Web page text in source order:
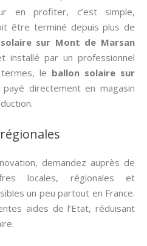
en profiter, c’est simple,
être terminé depuis plus de
sur Mont de Marsan
par un professionnel
le ballon solaire sur
payé directement en magasin
demandez auprès de
locales, régionales et
un peu partout en France.
aides de l’Etat, réduisant